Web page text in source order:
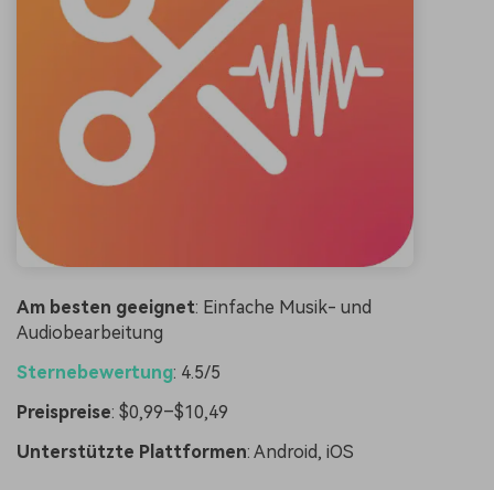
Am besten geeignet: Einfache Musik- und
Audiobearbeitung
Sternebewertung: 4.5/5
Preispreise: $0,99–$10,49
Unterstützte Plattformen: Android, iOS